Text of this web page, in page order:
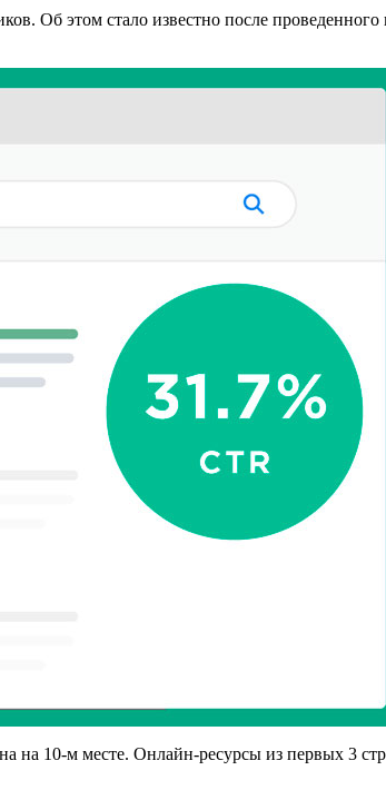
Об этом стало известно после
на 10-м месте. Онлайн-ресурсы из первых 3